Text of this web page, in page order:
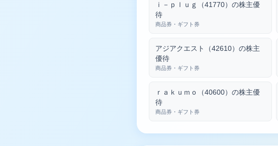
ｉ－ｐｌｕｇ（41770）の株主優
待
商品券・ギフト券
アジアクエスト（42610）の株主
優待
商品券・ギフト券
ｒａｋｕｍｏ（40600）の株主優
待
商品券・ギフト券